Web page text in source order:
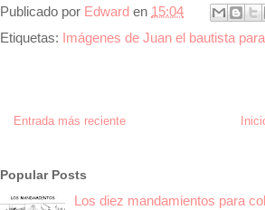
Publicado por Edward en 15:04
Etiquetas: Imágenes de Juan el bautista
Entrada más reciente
Popular Posts
Los diez mandamientos para